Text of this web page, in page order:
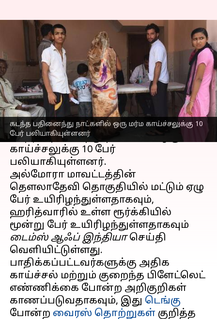
கடந்த பதினைந்து நாட்களில் ஒரு மர்ம காய்ச்சலுக்கு 10
பேர் பலியாகியுள்ளனர்
உத்தரகாண்டில் மர்ம
காய்ச்சலுக்கு 10 பேர் பலி!
எழுதியவர் Venkatalakshmi V Oct 14, 2025 05:41 pm
செய்தி முன்னோட்டம்
உத்தரகாண்ட்மாநிலத்தின் அல்மோரா
மற்றும் ஹரித்வார் மாவட்டங்களில்
கடந்த பதினைந்து நாட்களில் ஒரு மர்ம
காய்ச்சலுக்கு 10 பேர்
பலியாகியுள்ளனர்.
அல்மோரா மாவட்டத்தின்
தௌலாதேவி தொகுதியில் மட்டும் ஏழு
பேர் உயிரிழந்துள்ளதாகவும்,
ஹரித்வாரில் உள்ள ரூர்க்கியில்
மூன்று பேர் உயிரிழந்துள்ளதாகவும்
டைம்ஸ் ஆஃப் இந்தியாசெய்தி
வெளியிட்டுள்ளது.
பாதிக்கப்பட்டவர்களுக்கு அதிக
காய்ச்சல் மற்றும் குறைந்த பிளேட்லெட்
எண்ணிக்கை போன்ற அறிகுறிகள்
காணப்படுவதாகவும், இது டெங்கு
போன்ற வைரஸ் தொற்றுகள் குறித்த